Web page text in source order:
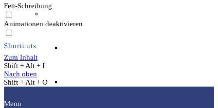
Fett-Schreibung
Animationen deaktivieren
Shortcuts
Zum Inhalt
Shift + Alt + I
Nach oben
Shift + Alt + O
Menu